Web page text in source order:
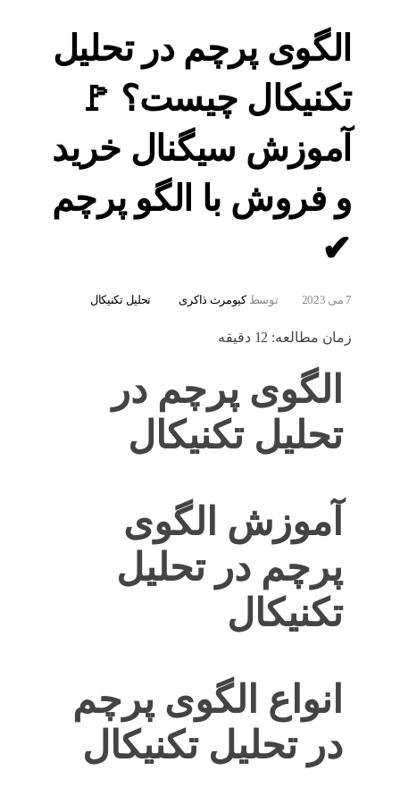
الگوی پرچم در تحلیل
تکنیکال چیست؟ 🚩
آموزش سیگنال خرید
و فروش با الگو پرچم
✔
7 می 2023 توسط کیومرث ذاکری تحلیل تکنیکال
زمان مطالعه: 12 دقیقه
الگوی پرچم در
تحلیل تکنیکال
آموزش الگوی
پرچم در تحلیل
تکنیکال
انواع الگوی پرچم
در تحلیل تکنیکال